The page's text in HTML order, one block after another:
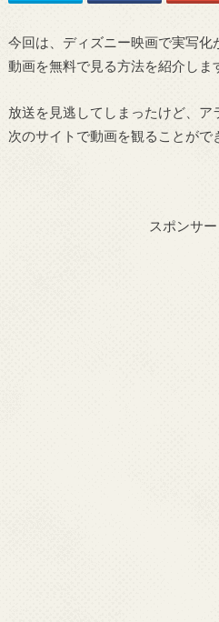
今回は、ディズニー映画で実写化
動画を無料で見る方法を紹介しま
放送を見逃してしまったけど、ア
次のサイトで動画を観ることがで
スポンサ